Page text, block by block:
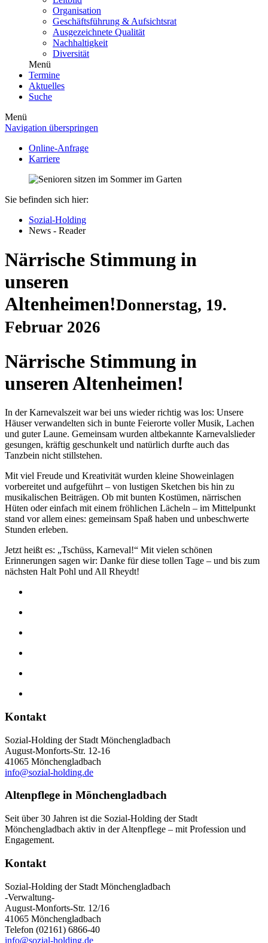
Organisation
Geschäftsführung & Aufsichtsrat
Ausgezeichnete Qualität
Nachhaltigkeit
Diversität
Menü
Termine
Aktuelles
Suche
Menü
Navigation überspringen
Online-Anfrage
Karriere
Sie befinden sich hier:
Sozial-Holding
News - Reader
Närrische Stimmung in
unseren
Altenheimen!Donnerstag, 19.
Februar 2026
Närrische Stimmung in
unseren Altenheimen!
In der Karnevalszeit war bei uns wieder richtig was los: Unsere
Häuser verwandelten sich in bunte Feierorte voller Musik, Lachen
und guter Laune. Gemeinsam wurden altbekannte Karnevalslieder
gesungen, kräftig geschunkelt und natürlich durfte auch das
Tanzbein nicht stillstehen.
Mit viel Freude und Kreativität wurden kleine Showeinlagen
vorbereitet und aufgeführt – von lustigen Sketchen bis hin zu
musikalischen Beiträgen. Ob mit bunten Kostümen, närrischen
Hüten oder einfach mit einem fröhlichen Lächeln – im Mittelpunkt
stand vor allem eines: gemeinsam Spaß haben und unbeschwerte
Stunden erleben.
Jetzt heißt es: „Tschüss, Karneval!“ Mit vielen schönen
Erinnerungen sagen wir: Danke für diese tollen Tage – und bis zum
nächsten Halt Pohl und All Rheydt!
Kontakt
Sozial-Holding der Stadt Mönchengladbach
August-Monforts-Str. 12-16
41065 Mönchengladbach
info@sozial-holding.de
Altenpflege in Mönchengladbach
Seit über 30 Jahren ist die Sozial-Holding der Stadt
Mönchengladbach aktiv in der Altenpflege – mit Profession und
Engagement.
Kontakt
Sozial-Holding der Stadt Mönchengladbach
-Verwaltung-
August-Monforts-Str. 12/16
41065 Mönchengladbach
Telefon (02161) 6866-40
info@sozial-holding.de